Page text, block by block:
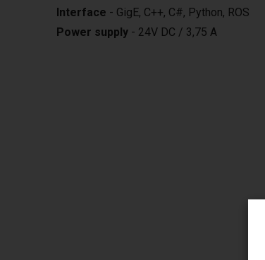
Interface - GigE, C++, C#, Python, ROS
Power supply - 24V DC / 3,75 A